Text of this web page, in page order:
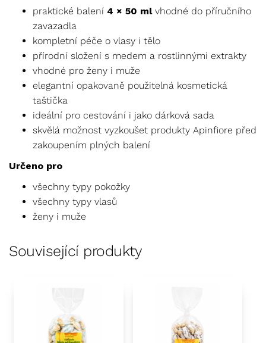
praktické balení 4 × 50 mlvhodné do příručního
zavazadla
kompletní péče o vlasy i tělo
přírodní složení s medem a rostlinnými extrakty
vhodné pro ženy i muže
elegantní opakovaně použitelná kosmetická
taštička
ideální pro cestování i jako dárková sada
skvělá možnost vyzkoušet produkty Apinfiore před
zakoupením plných balení
Určeno pro
všechny typy pokožky
všechny typy vlasů
ženy i muže
Související produkty